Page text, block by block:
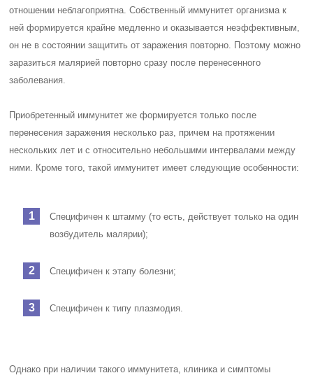
отношении неблагоприятна. Собственный иммунитет организма к
ней формируется крайне медленно и оказывается неэффективным,
он не в состоянии защитить от заражения повторно. Поэтому можно
заразиться малярией повторно сразу после перенесенного
заболевания.
Приобретенный иммунитет же формируется только после
перенесения заражения несколько раз, причем на протяжении
нескольких лет и с относительно небольшими интервалами между
ними. Кроме того, такой иммунитет имеет следующие особенности:
Специфичен к штамму (то есть, действует только на один
возбудитель малярии);
Специфичен к этапу болезни;
Специфичен к типу плазмодия.
Однако при наличии такого иммунитета, клиника и симптомы